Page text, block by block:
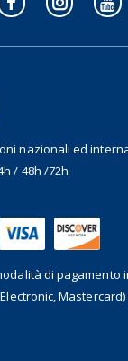
nazionali ed
/ 48h /72h
di pagamento